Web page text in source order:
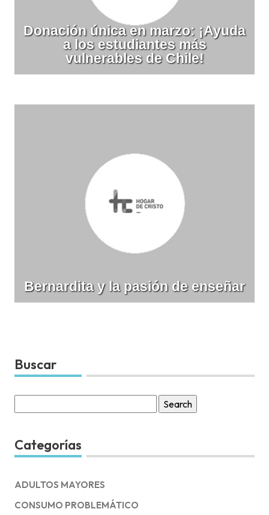
Donación única en marzo: ¡Ayuda
a los estudiantes más
vulnerables de Chile!
Bernardita y la pasión de enseñar
Buscar
for:
Categorías
ADULTOS MAYORES
CONSUMO PROBLEMÁTICO